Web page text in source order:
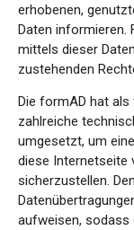
erhobenen,
Daten informieren.
mittels dieser
zustehenden
Die formAD hat
zahlreiche
umgesetzt, um
diese Internetseite
sicherzustellen.
aufweisen, sodass